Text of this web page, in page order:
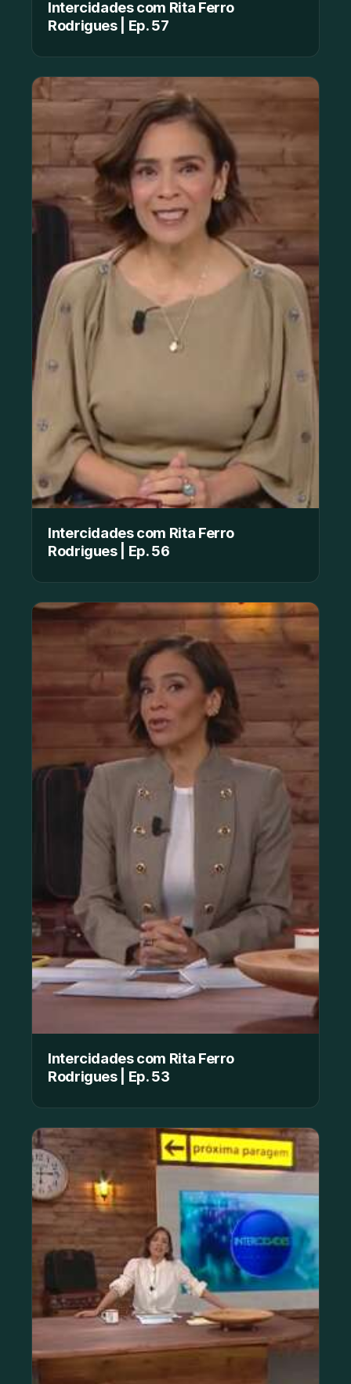
Intercidades com Rita Ferro
Rodrigues | Ep. 57
Intercidades com Rita Ferro
Rodrigues | Ep. 56
Intercidades com Rita Ferro
Rodrigues | Ep. 53